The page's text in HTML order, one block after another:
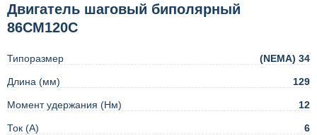
Двигатель шаговый биполярный
86CM120C
Типоразмер (NEMA) 34
Длина (мм) 129
Момент удержания (Нм) 12
Ток (А) 6